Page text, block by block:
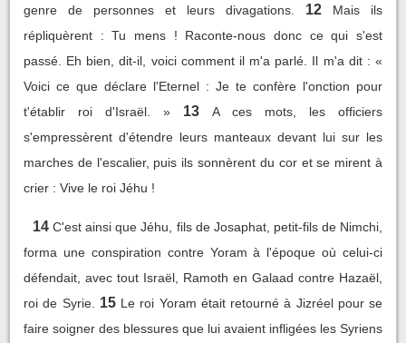
genre de personnes et leurs divagations.
12
Mais ils
répliquèrent : Tu mens ! Raconte-nous donc ce qui s'est
passé. Eh bien, dit-il, voici comment il m'a parlé. Il m'a dit : «
Voici ce que déclare l'Eternel : Je te confère l'onction pour
t'établir roi d'Israël. »
13
A ces mots, les officiers
s'empressèrent d'étendre leurs manteaux devant lui sur les
marches de l'escalier, puis ils sonnèrent du cor et se mirent à
crier : Vive le roi Jéhu !
14 C'est ainsi que Jéhu, fils de Josaphat, petit-fils de Nimchi,
forma une conspiration contre Yoram à l'époque où celui-ci
défendait, avec tout Israël, Ramoth en Galaad contre Hazaël,
roi de Syrie.
15 Le roi Yoram était retourné à Jizréel pour se
faire soigner des blessures que lui avaient infligées les Syriens